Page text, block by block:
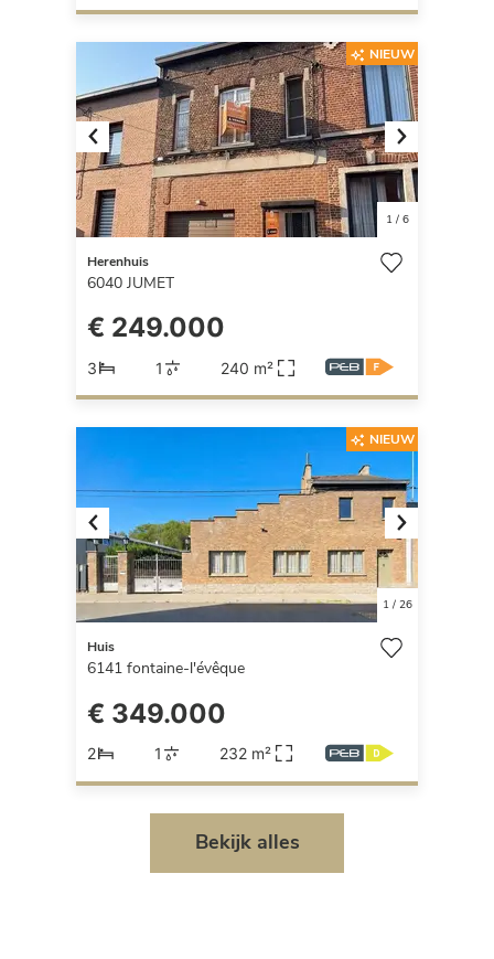
Previous Next
1/ 6
NIEUW
Herenhuis
6040 JUMET
€ 249.000
3 1 240 m²
Previous Next
1/ 26
NIEUW
Huis
6141 fontaine-l'évêque
€ 349.000
2 1 232 m²
Bekijk alles